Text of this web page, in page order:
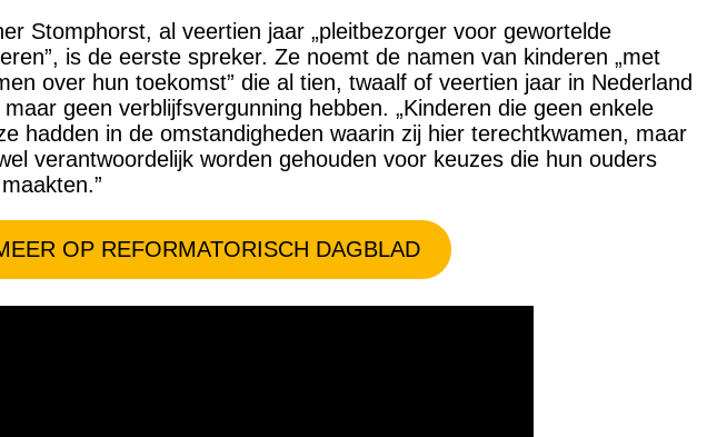
Stomphorst, al veertien jaar „pleitbezorger voor gewortelde
is de eerste spreker. Ze noemt de namen van kinderen „met
over hun toekomst” die al tien, twaalf of veertien jaar in Nederland
maar geen verblijfsvergunning hebben. „Kinderen die geen enkele
hadden in de omstandigheden waarin zij hier terechtkwamen, maar
verantwoordelijk worden gehouden voor keuzes die hun ouders
OP REFORMATORISCH DAGBLAD